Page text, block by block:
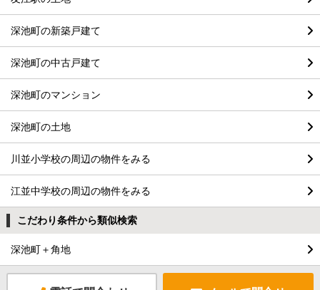
深池町の新築戸建て
深池町の中古戸建て
深池町のマンション
深池町の土地
川並小学校の周辺の物件をみる
江並中学校の周辺の物件をみる
こだわり条件から類似検索
深池町＋角地